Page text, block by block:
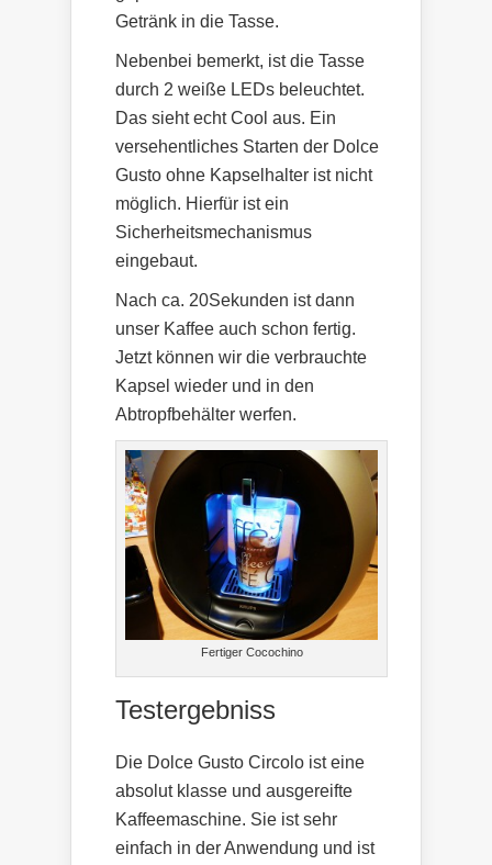
Getränk in die Tasse.
Nebenbei bemerkt, ist die Tasse
durch 2 weiße LEDs beleuchtet.
Das sieht echt Cool aus. Ein
versehentliches Starten der Dolce
Gusto ohne Kapselhalter ist nicht
möglich. Hierfür ist ein
Sicherheitsmechanismus
eingebaut.
Nach ca. 20Sekunden ist dann
unser Kaffee auch schon fertig.
Jetzt können wir die verbrauchte
Kapsel wieder und in den
Abtropfbehälter werfen.
Fertiger Cocochino
Testergebniss
Die Dolce Gusto Circolo ist eine
absolut klasse und ausgereifte
Kaffeemaschine. Sie ist sehr
einfach in der Anwendung und ist